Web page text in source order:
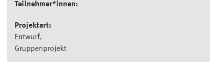
Teilnehmer*innen:
Projektart:
Entwurf
Gruppenprojekt